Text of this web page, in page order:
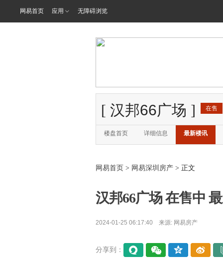
网易首页 应用 无障碍浏览
[ 汉邦66广场 ] 在售
楼盘首页 详细信息 最新楼讯
网易首页 > 网易深圳房产 > 正文
汉邦66广场 在售中
2024-01-25 06:17:40 来源: 网易房产
分享到：